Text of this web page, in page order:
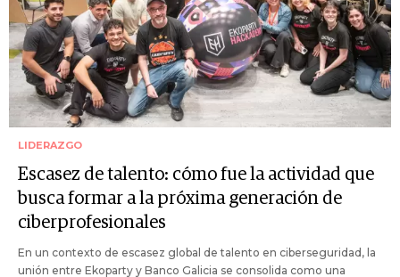
LIDERAZGO
Escasez de talento: cómo fue la actividad que
busca formar a la próxima generación de
ciberprofesionales
En un contexto de escasez global de talento en ciberseguridad, la
unión entre Ekoparty y Banco Galicia se consolida como una